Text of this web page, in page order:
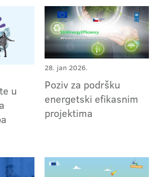
u
28. jan 2026.
Poziv za podršku
energetski efikasnim
projektima